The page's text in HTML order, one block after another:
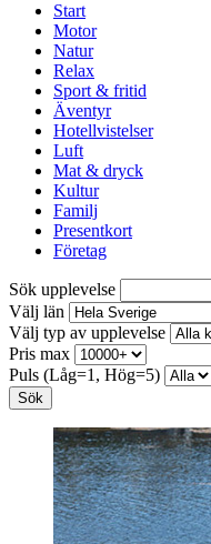
Start
Motor
Natur
Relax
Sport & fritid
Äventyr
Hotellvistelser
Luft
Mat & dryck
Kultur
Familj
Presentkort
Företag
Sök upplevelse
Välj län
Välj typ av upplevelse
Pris max
Puls (Låg=1, Hög=5)